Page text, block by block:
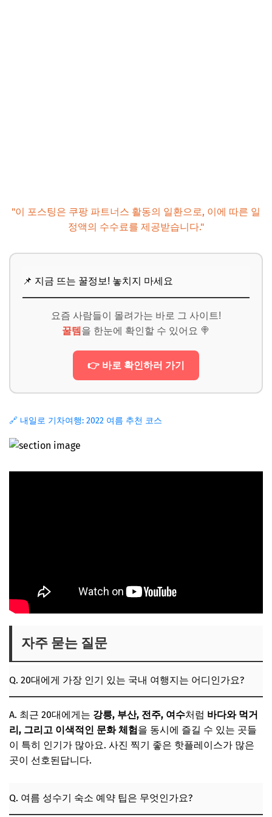
"이 포스팅은 쿠팡 파트너스 활동의 일환으로, 이에 따른 일
정액의 수수료를 제공받습니다."
📌 지금 뜨는 꿀정보! 놓치지 마세요
요즘 사람들이 몰려가는 바로 그 사이트!
꿀템 을 한눈에 확인할 수 있어요 🍭
👉 바로 확인하러 가기
🔗 내일로 기차여행: 2022 여름 추천 코스
자주 묻는 질문
Q. 20대에게 가장 인기 있는 국내 여행지는 어디인가요?
A. 최근 20대에게는 강릉, 부산, 전주, 여수처럼 바다와 먹거
리, 그리고 이색적인 문화 체험 을 동시에 즐길 수 있는 곳들
이 특히 인기가 많아요. 사진 찍기 좋은 핫플레이스가 많은
곳이 선호된답니다.
Q. 여름 성수기 숙소 예약 팁은 무엇인가요?